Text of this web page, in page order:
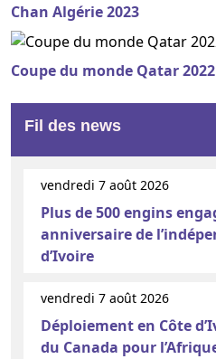
Chan Algérie 2023
Coupe du monde Qatar 2022
Fil des news
vendredi 7 août 2026
Plus de 500 engins
anniversaire de
d’Ivoire
vendredi 7 août 2026
Déploiement en Côte
du Canada pour